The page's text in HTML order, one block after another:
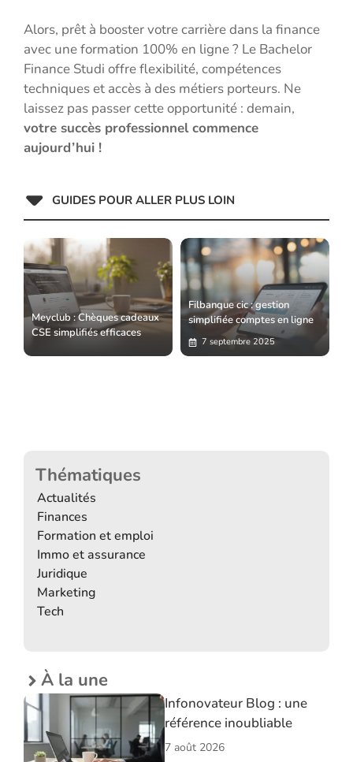
Alors, prêt à booster votre carrière dans la finance
avec une formation 100% en ligne ? Le Bachelor
Finance Studi offre flexibilité, compétences
techniques et accès à des métiers porteurs. Ne
laissez pas passer cette opportunité : demain,
votre succès professionnel commence
aujourd’hui !
GUIDES POUR ALLER PLUS LOIN
Meyclub : Chèques cadeaux
CSE simplifiés efficaces
Filbanque cic : gestion
simplifiée comptes en ligne
7 septembre 2025
Thématiques
Actualités
Finances
Formation et emploi
Immo et assurance
Juridique
Marketing
Tech
À la une
Infonovateur Blog : une
référence inoubliable
7 août 2026